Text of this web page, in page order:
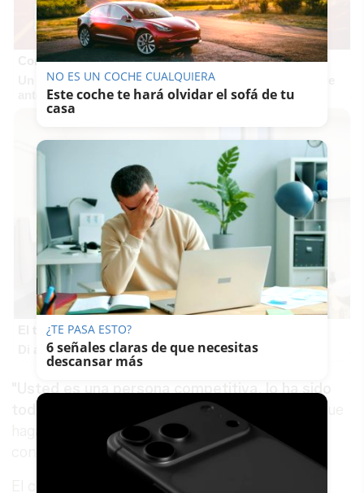
Corepunk MMORPG
Un verdadero MMORPG de la vieja escuela ¡Cómo los de
antes, pero mejor!
El truco contra la cal
Di adiós a la cal del baño con estos sencillos consejos
"Usted es una persona competitiva, lo ha sido
y es un momento oportuno para que
hagamos esta reflexión y lleguemos a alguna
conclusión entre los dos", proseguía Duran.
El consejero Javier Imbroda tuvo que hacer un
NO ES UN COCHE CUALQUIERA
Este coche te hará olvidar el sofá de tu
casa
¿TE PASA ESTO?
6 señales claras de que necesitas
descansar más